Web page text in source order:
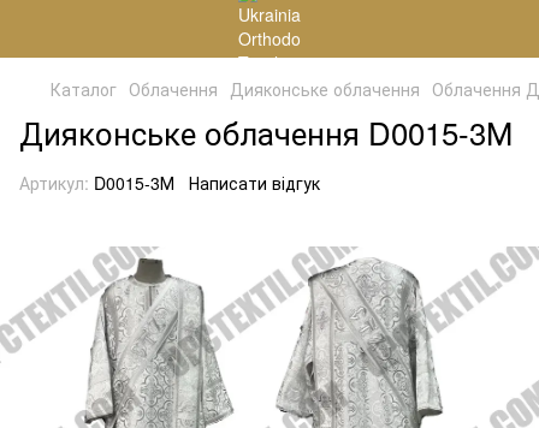
Каталог Облачення Дияконське облачення Облачення
Дияконське облачення D0015-3М
Артикул: D0015-3М Написати відгук